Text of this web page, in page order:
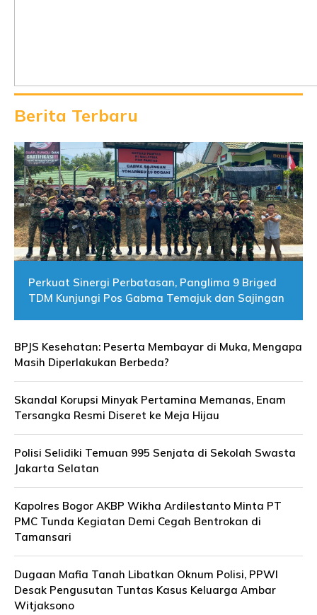
Berita Terbaru
Perkuat Sinergi Perbatasan, Panglima 9 Briged
TDM Kunjungi Pos Gabma Temajuk dan Sajingan
BPJS Kesehatan: Peserta Membayar di Muka, Mengapa
Masih Diperlakukan Berbeda?
Skandal Korupsi Minyak Pertamina Memanas, Enam
Tersangka Resmi Diseret ke Meja Hijau
Polisi Selidiki Temuan 995 Senjata di Sekolah Swasta
Jakarta Selatan
Kapolres Bogor AKBP Wikha Ardilestanto Minta PT
PMC Tunda Kegiatan Demi Cegah Bentrokan di
Tamansari
Dugaan Mafia Tanah Libatkan Oknum Polisi, PPWI
Desak Pengusutan Tuntas Kasus Keluarga Ambar
Witjaksono